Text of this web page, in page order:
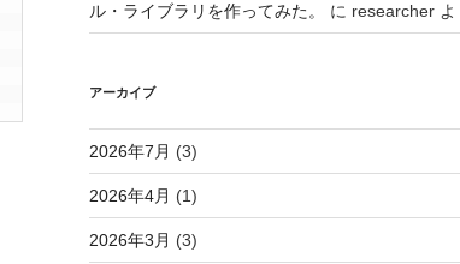
ル・ライブラリを作ってみた。
に researcherよ
アーカイブ
2026年7月 (3)
2026年4月 (1)
2026年3月 (3)